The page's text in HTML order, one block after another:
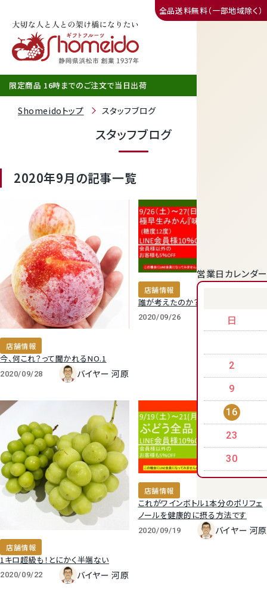
全品送料無料（一部地域除く）
営業日カレンダー
日
2
9
16
23
30
静岡産クラウンメロン
天使音（あまね）マスクメロン
クラウンメロンゼリー
桃
大糖領桃
温室みかん(ハウスみかん)
梨
幸水梨ロイヤル
限定商品 16時までのご注文で当日出荷
Shomeidoトップ スタッフブログ
スタッフブログ
2020年9月の記事一覧
店舗情報
今、何これ？って聞かれるNO.1
2020/09/28 バイヤー 河原
店舗情報
誰が考えたのか？このダサい名前を
2020/09/26 バイヤー 河原
店舗情報
1キロ超級も！とにかく半端ない
2020/09/22 バイヤー 河原
店舗情報
これがワインボトル1本分のポリフェ
ノールを健康的に摂る方法です
2020/09/19 バイヤー 河原